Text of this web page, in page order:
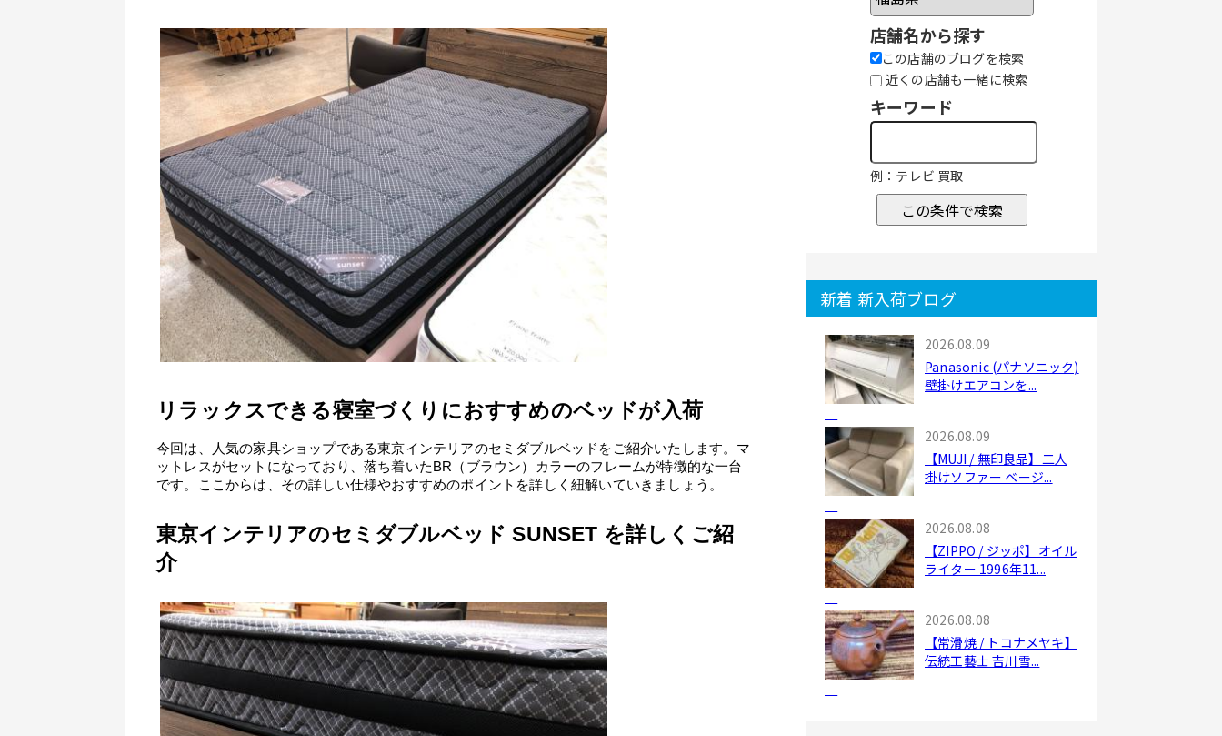
リラックスできる寝室づくりにおすすめのベッドが入荷
今回は、人気の家具ショップである東京インテリアのセミダブルベッドをご紹介いたします。マ
ットレスがセットになっており、落ち着いたBR（ブラウン）カラーのフレームが特徴的な一台
です。ここからは、その詳しい仕様やおすすめのポイントを詳しく紐解いていきましょう。
東京インテリアのセミダブルベッド SUNSET を詳しくご紹
介
店舗名から探す
この店舗のブログを検索
近くの店舗も一緒に検索
キーワード
例：テレビ 買取
この条件で検索
新着 新入荷ブログ
2026.08.09
Panasonic (パナソニック)
壁掛けエアコンを...
2026.08.09
【MUJI / 無印良品】二人
掛けソファー ベージ...
2026.08.08
【ZIPPO / ジッポ】オイル
ライター 1996年11...
2026.08.08
【常滑焼 / トコナメヤキ】
伝統工藝士 吉川雪...